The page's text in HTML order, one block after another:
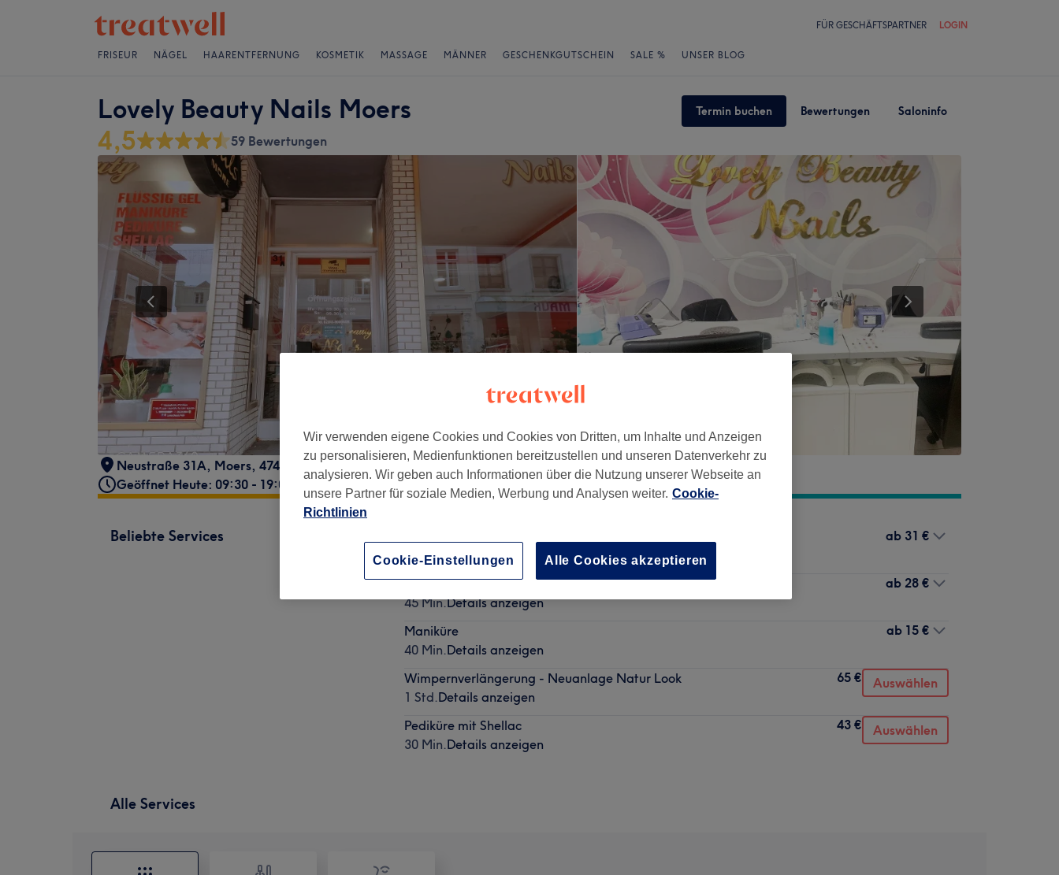
FÜR GESCHÄFTSPARTNER LOGIN
FRISEUR NÄGEL HAARENTFERNUNG KOSMETIK MASSAGE MÄNNER GESCHENKGUTSCHEIN SALE % UNSER BLOG
Lovely Beauty Nails Moers Termin buchen Bewertungen Saloninfo
4,5 59 Bewertungen
Neustraße 31A, Moers, 47441
Geöffnet Heute: 09:30 - 19:00
Beliebte Services
55 Min. - 1 Std.Details anzeigen
ab 31 €
Nagelmodellage - Auffüllen mit UV Gel oder Acryl
45 Min.Details anzeigen
ab 28 €
Maniküre
40 Min.Details anzeigen
ab 15 €
Wimpernverlängerung - Neuanlage Natur Look
1 Std.Details anzeigen
65 € Auswählen
Pediküre mit Shellac
30 Min.Details anzeigen
43 € Auswählen
Alle Services
Wir verwenden eigene Cookies und Cookies von Dritten, um Inhalte und Anzeigen
zu personalisieren, Medienfunktionen bereitzustellen und unseren Datenverkehr zu
analysieren. Wir geben auch Informationen über die Nutzung unserer Webseite an
unsere Partner für soziale Medien, Werbung und Analysen weiter. Cookie-
Richtlinien
Cookie-Einstellungen Alle Cookies akzeptieren